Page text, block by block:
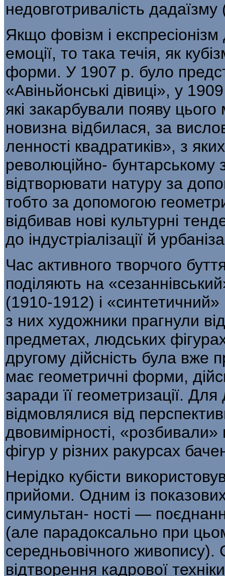
недовготривалість
Якщо фовізм і
емоції, то така течія, як
форми. У 1907 р. було
«Авіньйонські дівиці», у
які закарбували появу
новизна відбилася, за
ленності квадратиків», з
революційно- бунтарському
відтворювати натуру за
тобто за допомогою
відбивав нові культурні
до індустріалізації й
Час активного творчого
по­діляють на
(1910-1912) і
з них художники прагнули
предметах, людських
другому дійсність була вже
має геометричні форми,
заради її геометризації.
відмов­лялися від
двовимірності,
фігур у різних ракурсах
Нерідко кубісти
при­йоми. Одним із
симультан- ності —
(але парадоксально при
середньовічного
відтворення кадрової